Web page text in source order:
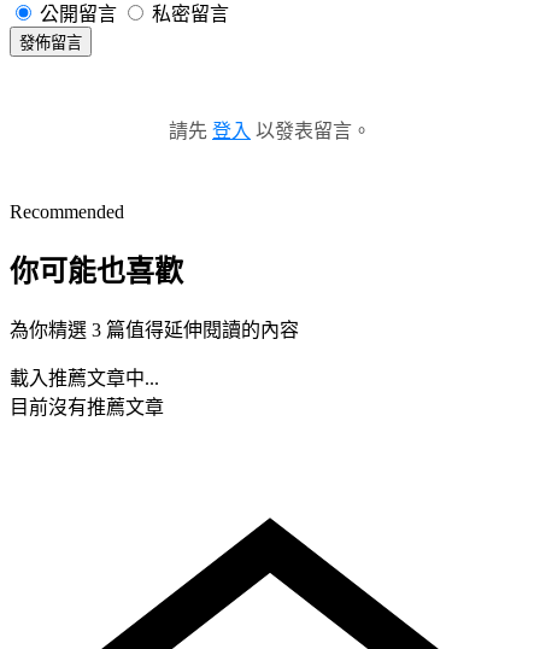
公開留言 私密留言
發佈留言
請先 登入 以發表留言。
Recommended
你可能也喜歡
為你精選 3 篇值得延伸閱讀的內容
載入推薦文章中...
目前沒有推薦文章